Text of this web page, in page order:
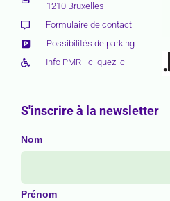
1210 Bruxelles
Formulaire de contact
Possibilités de parking
Info PMR - cliquez ici
S'inscrire à la newsletter
Nom
Prénom